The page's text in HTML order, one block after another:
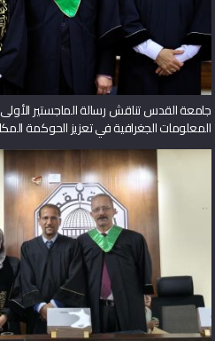
جامعة القدس تناقش رسالة الماجستير
المعلومات الجغرافية في تعزيز الحوكمة